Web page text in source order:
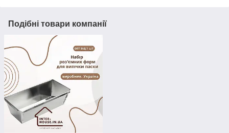
Подібні товари компанії